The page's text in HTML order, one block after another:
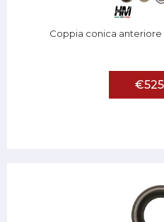
Coppia conica anteriore